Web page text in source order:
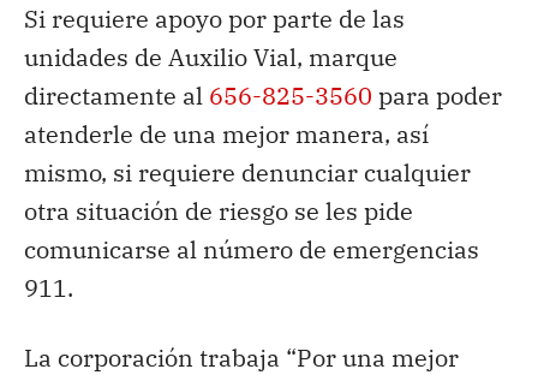
Si requiere apoyo por parte de las
unidades de Auxilio Vial, marque
directamente al 656-825-3560 para poder
atenderle de una mejor manera, así
mismo, si requiere denunciar cualquier
otra situación de riesgo se les pide
comunicarse al número de emergencias
911.
La corporación trabaja “Por una mejor